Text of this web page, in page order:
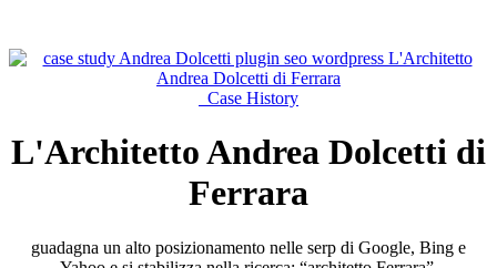
Case History
L'Architetto Andrea Dolcetti di
Ferrara
guadagna un alto posizionamento nelle serp di Google, Bing e